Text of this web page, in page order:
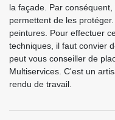
la façade. Par
permettent de les
peintures. Pour effectuer
techniques, il faut convier
peut vous conseiller de
Multiservices. C'est un
rendu de travail.